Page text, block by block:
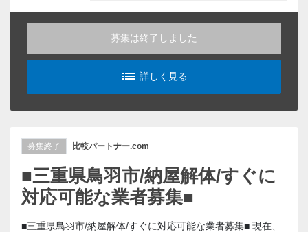
募集は終了しました
list_alt
詳しく見る
募集終了 比較パートナー.com
■三重県鳥羽市/納屋解体/すぐに
対応可能な業者募集■
■三重県鳥羽市/納屋解体/すぐに対応可能な業者募集■ 現在、